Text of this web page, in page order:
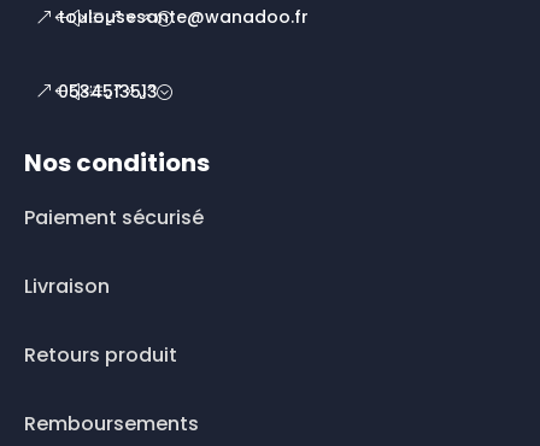
toulousesante@wanadoo.fr
0534513513
Nos conditions
Paiement sécurisé
Livraison
Retours produit
Remboursements